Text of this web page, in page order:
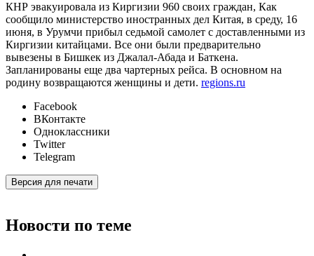
КНР эвакуировала из Киргизии 960 своих граждан, Как
сообщило министерство иностранных дел Китая, в среду, 16
июня, в Урумчи прибыл седьмой самолет с доставленными из
Киргизии китайцами. Все они были предварительно
вывезены в Бишкек из Джалал-Абада и Баткена.
Запланированы еще два чартерных рейса. В основном на
родину возвращаются женщины и дети. regions.ru
Facebook
ВКонтакте
Одноклассники
Twitter
Telegram
Версия для печати
Новости по теме